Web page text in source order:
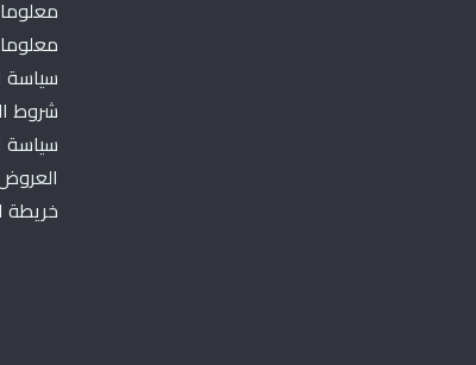
سياسة
شروط
سياسة
خريطة